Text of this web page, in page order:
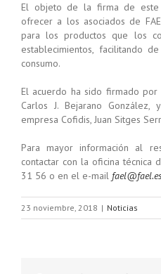
El objeto de la firma de este
ofrecer a los asociados de
para los productos que los
establecimientos, facilitando
consumo.
El acuerdo ha sido firmado
Carlos J. Bejarano
empresa Cofidis, Juan Sitges
Para mayor información al
contactar con la oficina técnica
31 56 o en el e-mail
23 noviembre, 2018 | Noticias